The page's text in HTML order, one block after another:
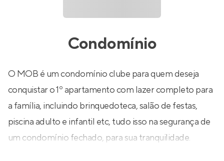
Condomínio
O MOB é um condomínio clube para quem deseja
conquistar o 1º apartamento com lazer completo para
a família, incluindo brinquedoteca, salão de festas,
piscina adulto e infantil etc, tudo isso na segurança de
um condomínio fechado, para sua tranquilidade.